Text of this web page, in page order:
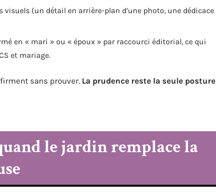
(un détail en arrière-plan d’une photo, une dédicace
en « mari » ou « époux » par raccourci éditorial, ce qui
et mariage.
sans prouver. La prudence reste la seule posture
le jardin remplace la